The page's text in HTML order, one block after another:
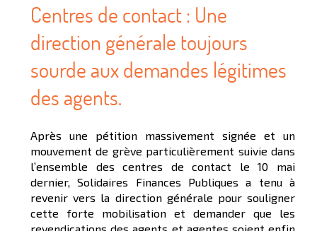
Centres de contact : Une
direction générale toujours
sourde aux demandes légitimes
des agents.
Après une pétition massivement signée et un
mouvement de grève particulièrement suivie dans
l’ensemble des centres de contact le 10 mai
dernier, Solidaires Finances Publiques a tenu à
revenir vers la direction générale pour souligner
cette forte mobilisation et demander que les